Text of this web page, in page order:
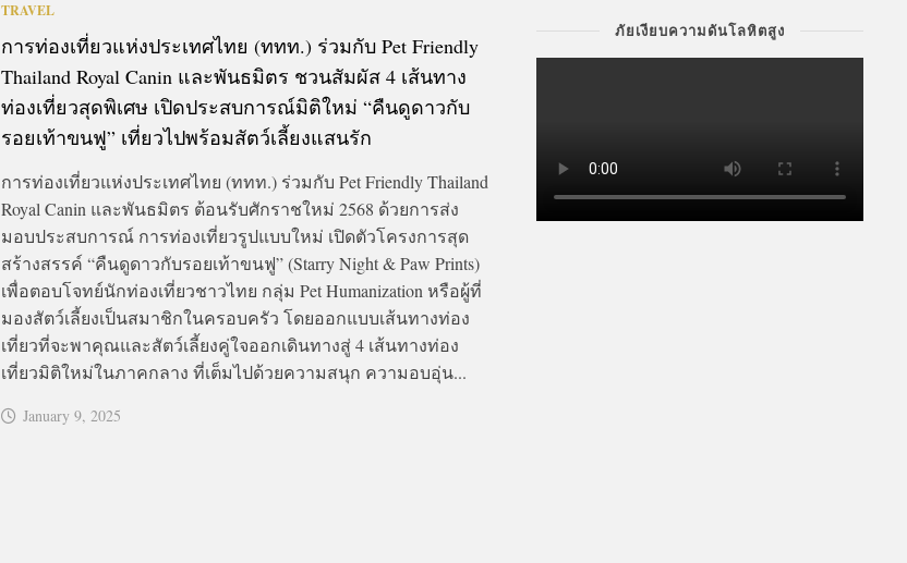
TRAVEL
การท่องเที่ยวแห่งประเทศไทย (ททท.) ร่วมกับ Pet Friendly
Thailand Royal Canin และพันธมิตร ชวนสัมผัส 4 เส้นทาง
ท่องเที่ยวสุดพิเศษ เปิดประสบการณ์มิติใหม่ “คืนดูดาวกับ
รอยเท้าขนฟู” เที่ยวไปพร้อมสัตว์เลี้ยงแสนรัก
การท่องเที่ยวแห่งประเทศไทย (ททท.) ร่วมกับ Pet Friendly Thailand
Royal Canin และพันธมิตร ต้อนรับศักราชใหม่ 2568 ด้วยการส่ง
มอบประสบการณ์ การท่องเที่ยวรูปแบบใหม่ เปิดตัวโครงการสุด
สร้างสรรค์ “คืนดูดาวกับรอยเท้าขนฟู” (Starry Night & Paw Prints)
เพื่อตอบโจทย์นักท่องเที่ยวชาวไทย กลุ่ม Pet Humanization หรือผู้ที่
มองสัตว์เลี้ยงเป็นสมาชิกในครอบครัว โดยออกแบบเส้นทางท่อง
เที่ยวที่จะพาคุณและสัตว์เลี้ยงคู่ใจออกเดินทางสู่ 4 เส้นทางท่อง
เที่ยวมิติใหม่ในภาคกลาง ที่เต็มไปด้วยความสนุก ความอบอุ่น...
January 9, 2025
ภัยเงียบความดันโลหิตสูง